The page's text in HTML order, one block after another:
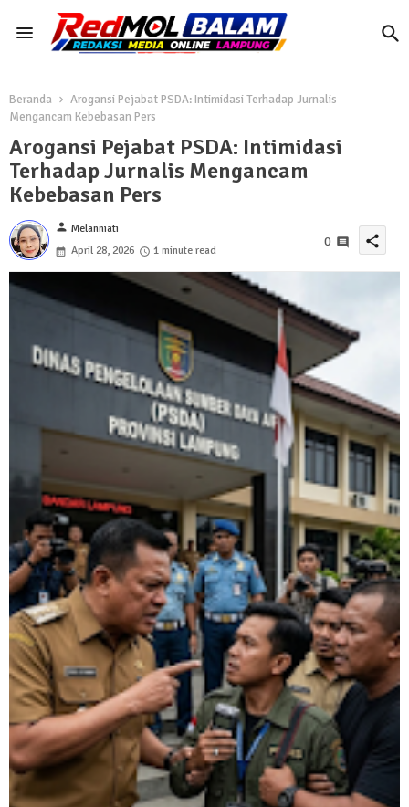
Beranda
Arogansi Pejabat PSDA: Intimidasi Terhadap Jurnalis
Mengancam Kebebasan Pers
Arogansi Pejabat PSDA: Intimidasi
Terhadap Jurnalis Mengancam
Kebebasan Pers
person Melanniati
April 28, 2026
1 minute read
0 share